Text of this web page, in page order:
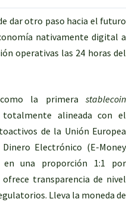
dar otro paso hacia el futuro
nativamente digital a
operativas las 24 horas del
la primera stablecoin
totalmente alineada con el
de la Unión Europea
Electrónico (E-Money
en una proporción 1:1 por
ofrece transparencia de nivel
Lleva la moneda de